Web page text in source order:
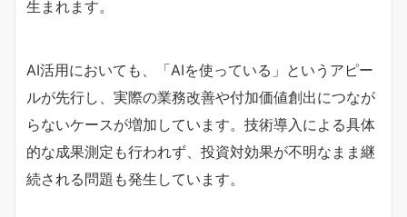
生まれます。
AI活用においても、「AIを使っている」というアピー
ルが先行し、実際の業務改善や付加価値創出につなが
らないケースが増加しています。技術導入による具体
的な成果測定も行われず、投資対効果が不明なまま継
続される問題も発生しています。